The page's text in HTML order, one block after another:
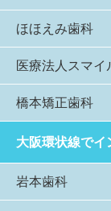
ほほえみ歯科
医療法人スマ
橋本矯正歯科
大阪環状線でイ
岩本歯科